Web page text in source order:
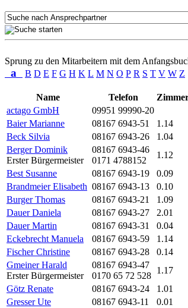
Sprung zu den Mitarbeitern mit dem
a B D E F G H K L M N O P R S T V W Z
Name
Telefon
actago GmbH
09951 99990-20
Baier Marianne
08167 6943-51 1.14
Beck Silvia
08167 6943-26 1.04
Berger Dominik
Erster Bürgermeister
08167 6943-46
0171 4788152
1.12
Best Susanne
08167 6943-19 0.09
Brandmeier Elisabeth 08167 6943-13 0.10
Burger Thomas
08167 6943-21 1.09
Dauer Daniela
08167 6943-27 2.01
Dauer Martin
08167 6943-31 0.04
Eckebrecht Manuela
08167 6943-59 1.14
Fischer Christine
08167 6943-28 0.14
Gmeiner Harald
Erster Bürgermeister
08167 6943-47
0170 65 72 528
1.17
Götz Renate
08167 6943-24 1.01
Gresser Ute
08167 6943-11 0.01